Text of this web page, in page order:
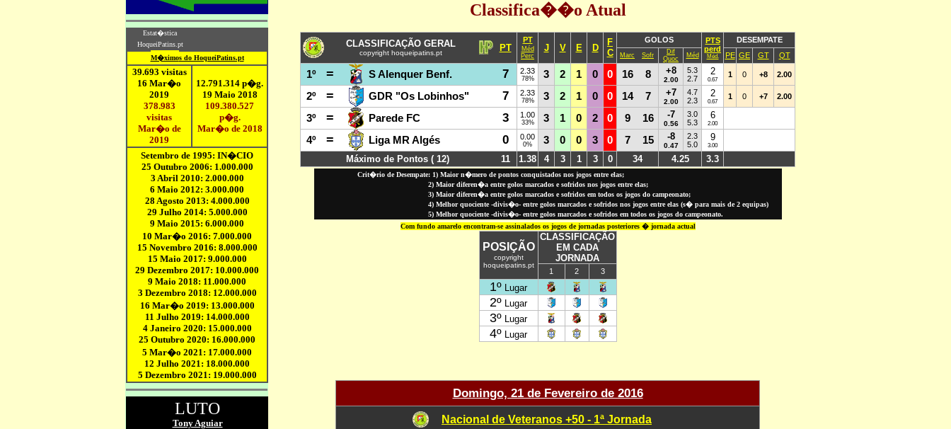
Classifica��o Atual
CLASSIFICAÇÃO GERAL
copyright hoqueipatins.pt PT
PT
Méd
Perc
J V E D
F
C
GOLOS
PTS
perd
Méd.
DESEMPATE
Marc Sofr
Dif
Quoc
Méd PE GE GT QT
1º = S Alenquer Benf. 7 2.33
78% 3 2 1 0 0 16 8 +8
2.00
5.3
2. 7
2
0.67
1 0 +8 2.00
2º = GDR "Os Lobinhos" 7 2.33
78% 3 2 1 0 0 14 7 +7
2.00
4 .7
2. 3
2
0.67
1 0 +7 2.00
3º = Parede FC 3 1.00
33% 3 1 0 2 0 9 16 -7
0.56
3.0
5.3
6
2.00
4º = Liga MR Algés 0 0.00
0% 3 0 0 3 0 7 15 -8
0.47
2.3
5. 0
9
3.00
Máximo de Pontos ( 12) 11 1.38 4 3 1 3 0 34 4.25 3.3
Crit�rio de Desempate: 1) Maior n�mero de pontos conquistados nos jogos entre elas;
2) Maior diferen�a entre golos marcados e sofridos nos jogos entre elas;
3) Maior diferen�a entre golos marcados e sofridos em todos os jogos do campeonato;
4) Melhor quociente -divis�o- entre golos marcados e sofridos nos jogos entre elas (s� para mais de 2 equipas)
5) Melhor quociente -divis�o- entre golos marcados e sofridos em todos os jogos do campeonato.
Com fundo amarelo encontram-se assinalados os jogos de jornadas posteriores � jornada actual
POSIÇÃO
copyright
hoqueipatins.pt
CLASSIFICAÇÃO
EM CADA
JORNADA
1 2 3
1º Lugar
2º Lugar
3º Lugar
4º Lugar
Domingo, 21 de Fevereiro de 2016
Nacional de Veteranos +50 - 1ª Jornada